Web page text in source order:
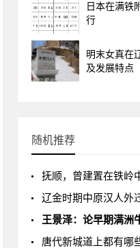
日本在满铁
行
明末女真在
及发展特点
随机推荐
抚顺，曾建置在铁岭
辽金时期中原汉人外迁与
王景泽：论早期满洲
唐代新城道上都有哪